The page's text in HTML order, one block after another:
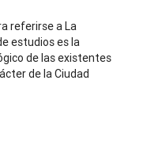
referirse a La
estudios es la
de las existentes
de la Ciudad